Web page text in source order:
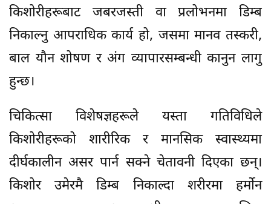
किशोरीहरूबाट जबरजस्ती वा प्रलोभनमा डिम्ब
निकाल्नु आपराधिक कार्य हो, जसमा मानव तस्करी,
बाल यौन शोषण र अंग व्यापारसम्बन्धी कानुन लागु
हुन्छ।
चिकित्सा विशेषज्ञहरूले यस्ता गतिविधिले
किशोरीहरूको शारीरिक र मानसिक स्वास्थ्यमा
दीर्घकालीन असर पार्न सक्ने चेतावनी दिएका छन्।
किशोर उमेरमै डिम्ब निकाल्दा शरीरमा हर्मोन